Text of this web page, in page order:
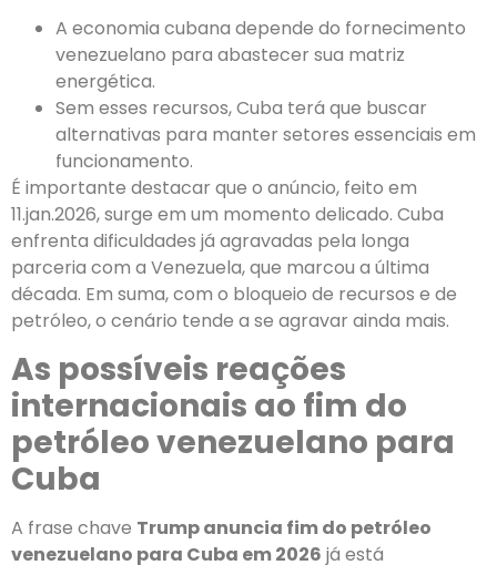
A economia cubana depende do fornecimento
venezuelano para abastecer sua matriz
energética.
Sem esses recursos, Cuba terá que buscar
alternativas para manter setores essenciais em
funcionamento.
É importante destacar que o anúncio, feito em
11.jan.2026, surge em um momento delicado. Cuba
enfrenta dificuldades já agravadas pela longa
parceria com a Venezuela, que marcou a última
década. Em suma, com o bloqueio de recursos e de
petróleo, o cenário tende a se agravar ainda mais.
As possíveis reações
internacionais ao fim do
petróleo venezuelano para
Cuba
A frase chave Trump anuncia fim do petróleo
venezuelano para Cuba em 2026 já está